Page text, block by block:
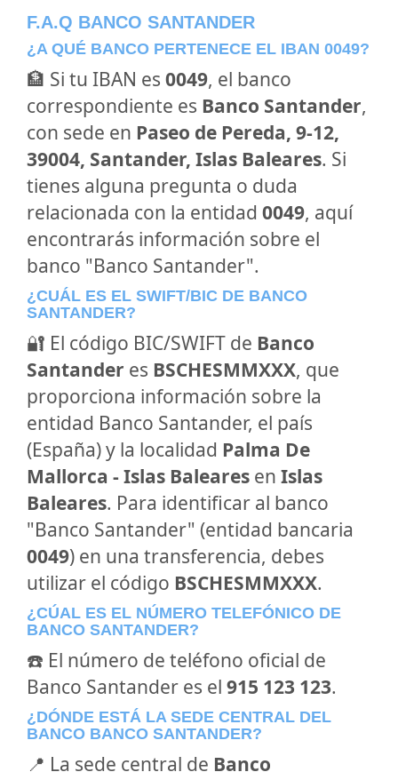
F.A.Q BANCO SANTANDER
¿A QUÉ BANCO PERTENECE EL IBAN 0049?
🏦 Si tu IBAN es 0049, el banco
correspondiente es Banco Santander,
con sede en Paseo de Pereda, 9-12,
39004, Santander, Islas Baleares. Si
tienes alguna pregunta o duda
relacionada con la entidad 0049, aquí
encontrarás información sobre el
banco "Banco Santander".
¿CUÁL ES EL SWIFT/BIC DE BANCO
SANTANDER?
🔐 El código BIC/SWIFT de Banco
Santander es BSCHESMMXXX, que
proporciona información sobre la
entidad Banco Santander, el país
(España) y la localidad Palma De
Mallorca - Islas Baleares en Islas
Baleares. Para identificar al banco
"Banco Santander" (entidad bancaria
0049) en una transferencia, debes
utilizar el código BSCHESMMXXX.
¿CÚAL ES EL NÚMERO TELEFÓNICO DE
BANCO SANTANDER?
☎️ El número de teléfono oficial de
Banco Santander es el 915 123 123.
¿DÓNDE ESTÁ LA SEDE CENTRAL DEL
BANCO BANCO SANTANDER?
📍 La sede central de Banco